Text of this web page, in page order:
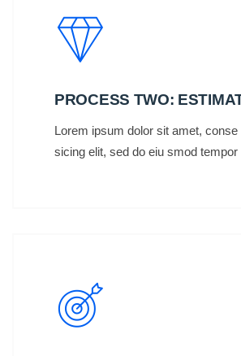
PROCESS TWO:
Lorem ipsum dolor sit amet, conse
sicing elit, sed do eiu smod tempor